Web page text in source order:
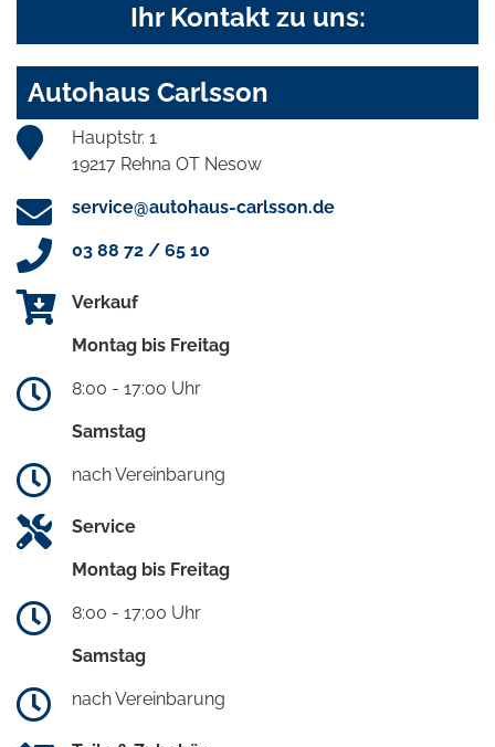
Ihr Kontakt zu uns:
Autohaus Carlsson
Hauptstr. 1
19217 Rehna OT Nesow
service@autohaus-carlsson.de
03 88 72 / 65 10
Verkauf
Montag bis Freitag
8:00 - 17:00 Uhr
Samstag
nach Vereinbarung
Service
Montag bis Freitag
8:00 - 17:00 Uhr
Samstag
nach Vereinbarung